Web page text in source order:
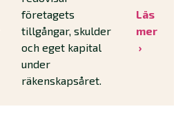
företagets
tillgångar, skulder
och eget kapital
under
räkenskapsåret.
Läs
mer